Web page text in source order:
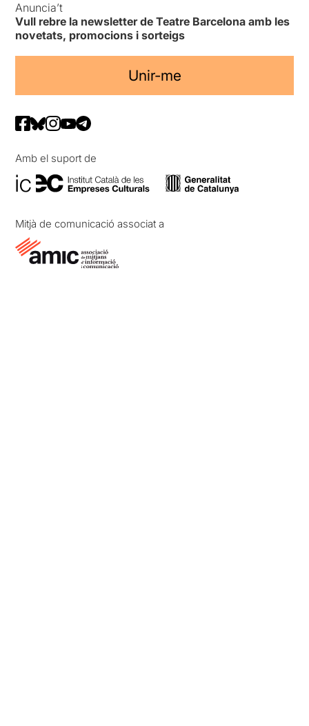
Anuncia’t
Vull rebre la newsletter de Teatre Barcelona amb les
novetats, promocions i sorteigs
Unir-me
Amb el suport de
Mitjà de comunicació associat a